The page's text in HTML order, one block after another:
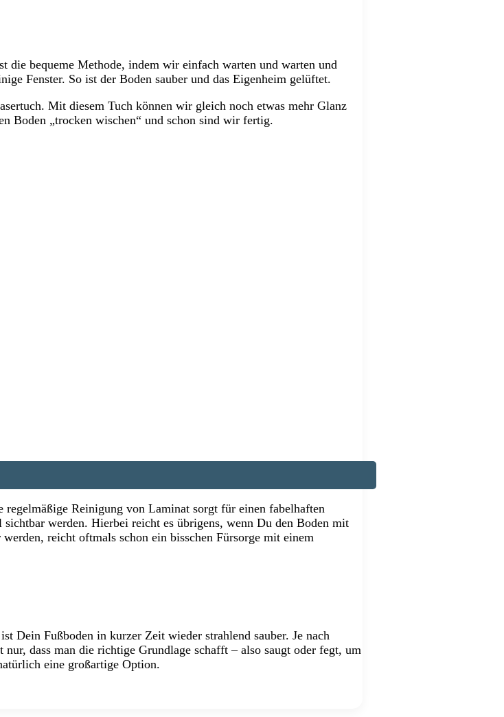
bequeme Methode, indem wir einfach warten und warten und
Fenster. So ist der Boden sauber und das Eigenheim gelüftet.
Mit diesem Tuch können wir gleich noch etwas mehr Glanz
Boden „trocken wischen“ und schon sind wir fertig.
Reinigung von Laminat sorgt für einen fabelhaften
werden. Hierbei reicht es übrigens, wenn Du den Boden mit
reicht oftmals schon ein bisschen Fürsorge mit einem
Dein Fußboden in kurzer Zeit wieder strahlend sauber. Je nach
dass man die richtige Grundlage schafft – also saugt oder fegt, um
eine großartige Option.